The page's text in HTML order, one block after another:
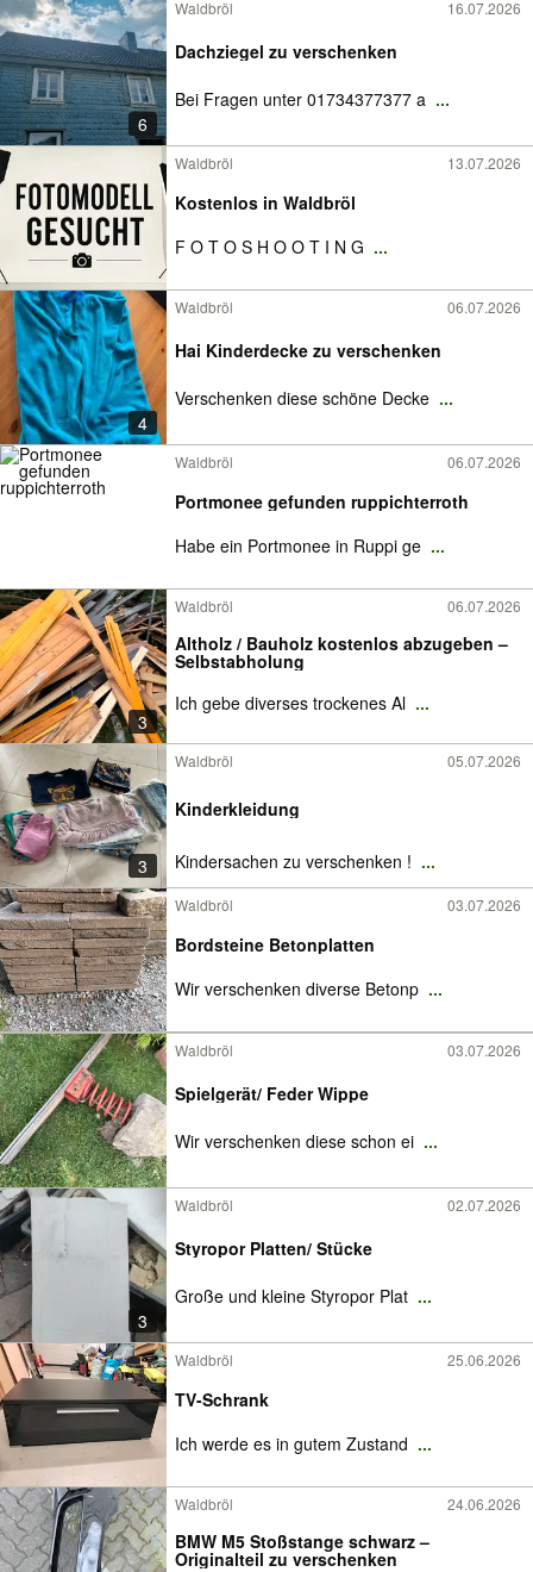
6
Waldbröl 16.07.2026
Dachziegel zu verschenken
Bei Fragen unter 01734377377 a ...
Waldbröl 13.07.2026
Kostenlos in Waldbröl
F O T O S H O O T I N G ...
4
Waldbröl 06.07.2026
Hai Kinderdecke zu verschenken
Verschenken diese schöne Decke ...
Waldbröl 06.07.2026
Portmonee gefunden ruppichterroth
Habe ein Portmonee in Ruppi ge ...
3
Waldbröl 06.07.2026
Altholz / Bauholz kostenlos abzugeben –
Selbstabholung
Ich gebe diverses trockenes Al ...
3
Waldbröl 05.07.2026
Kinderkleidung
Kindersachen zu verschenken ! ...
Waldbröl 03.07.2026
Bordsteine Betonplatten
Wir verschenken diverse Betonp ...
Waldbröl 03.07.2026
Spielgerät/ Feder Wippe
Wir verschenken diese schon ei ...
3
Waldbröl 02.07.2026
Styropor Platten/ Stücke
Große und kleine Styropor Plat ...
Waldbröl 25.06.2026
TV-Schrank
Ich werde es in gutem Zustand ...
Waldbröl 24.06.2026
BMW M5 Stoßstange schwarz –
Originalteil zu verschenken